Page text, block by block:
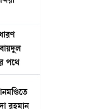
পথে
রহমান